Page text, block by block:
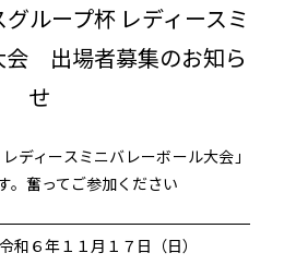
ループ杯 レディースミ
会 出場者募集のお知ら
せ
ディースミニバレーボール大会」
す。奮ってご参加ください
令和６年１１月１７日（日）